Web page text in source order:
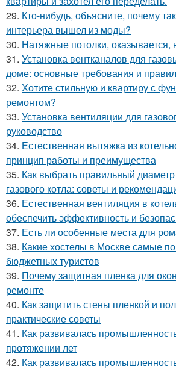
29. Кто-нибудь, объясните, почему
интерьера вышел из моды?
30. Натяжные потолки, оказывается,
31. Установка вентканалов для
доме: основные требования и
32. Хотите стильную и квартиру с
ремонтом?
33. Установка вентиляции для
руководство
34. Естественная вытяжка из
принцип работы и преимущества
35. Как выбрать правильный
газового котла: советы и
36. Естественная вентиляция в
обеспечить эффективность и
37. Есть ли особенные места для
38. Какие хостелы в Москве самые
бюджетных туристов
39. Почему защитная пленка для
ремонте
40. Как защитить стены пленкой и
практические советы
41. Как развивалась
протяжении лет
42. Как развивалась